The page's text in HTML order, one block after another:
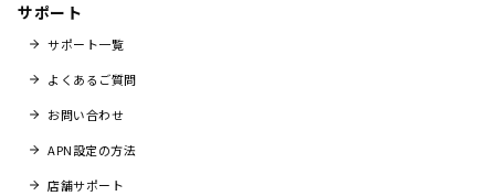
サポート
サポート一覧
よくあるご質問
お問い合わせ
APN設定の方法
店舗サポート